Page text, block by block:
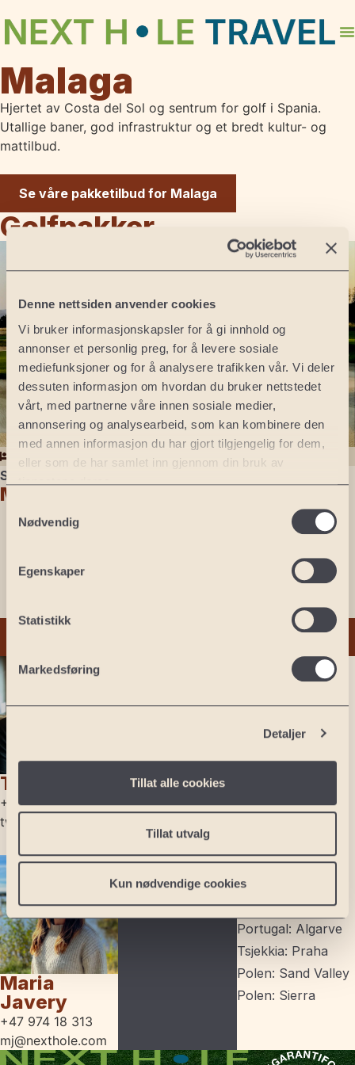
Denne nettsiden anvender cookies
Vi bruker informasjonskapsler for å gi innhold og
annonser et personlig preg, for å levere sosiale
mediefunksjoner og for å analysere trafikken vår. Vi deler
dessuten informasjon om hvordan du bruker nettstedet
vårt, med partnerne våre innen sosiale medier,
annonsering og analysearbeid, som kan kombinere den
med annen informasjon du har gjort tilgjengelig for dem,
eller som de har samlet inn gjennom din bruk av
tjenestene deres.
Nødvendig
Egenskaper
Statistikk
Markedsføring
Detaljer
Tillat alle cookies
Tillat utvalg
Kun nødvendige cookies
Malaga
Hjertet av Costa del Sol og sentrum for golf i Spania.
Utallige baner, god infrastruktur og et bredt kultur- og
mattilbud.
Se våre pakketilbud for Malaga
Golfpakker
4 netter
3 runder
Spania
Marbella
4 netter
3 runder golf
San Roque Golf Club
Tore Waagø
+47 977 74 996
tw@nexthole.com
Maria
Javery
+47 974 18 313
mj@nexthole.com
Malmø
Malaga
Alicante
Andre land
USA: Florida
Portugal: Lisboa
Portugal: Algarve
Tsjekkia: Praha
Polen: Sand Valley
Polen: Sierra